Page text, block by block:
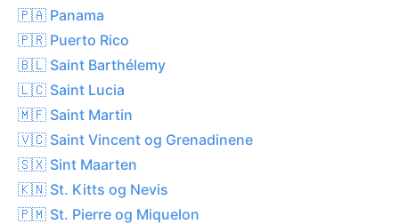
🇵🇦 Panama
🇵🇷 Puerto Rico
🇧🇱 Saint Barthélemy
🇱🇨 Saint Lucia
🇲🇫 Saint Martin
🇻🇨 Saint Vincent og Grenadinene
🇸🇽 Sint Maarten
🇰🇳 St. Kitts og Nevis
🇵🇲 St. Pierre og Miquelon